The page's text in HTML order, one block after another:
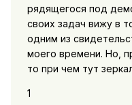
рядящегося под
своих задач вижу в
одним из
моего времени. Но,
то при чем тут
1